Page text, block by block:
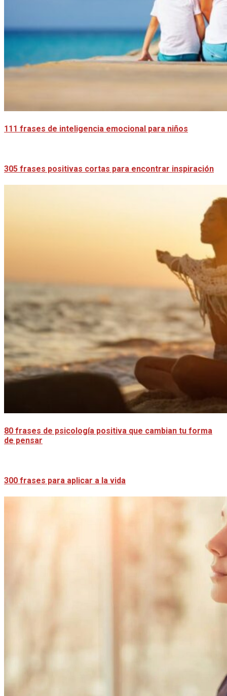
111 frases de inteligencia emocional para niños
305 frases positivas cortas para encontrar inspiración
80 frases de psicología positiva que cambian tu forma
de pensar
300 frases para aplicar a la vida